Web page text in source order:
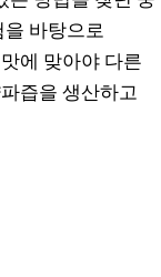
바탕으로
에 맞아야 다른
즙을 생산하고